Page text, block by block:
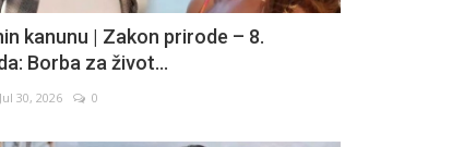
kanunu | Zakon prirode – 8.
Borba za život...
Jul 30, 2026 0